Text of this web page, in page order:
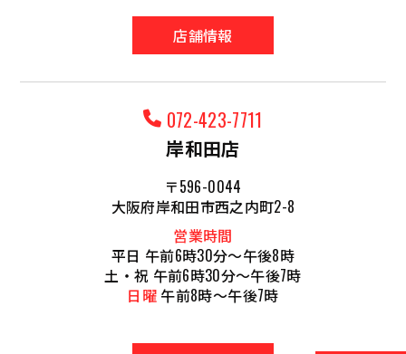
店舗情報
072-423-7711
岸和田店
〒596-0044
大阪府岸和田市西之内町2-8
営業時間
平日 午前6時30分～午後8時
土・祝 午前6時30分～午後7時
日曜 午前8時～午後7時